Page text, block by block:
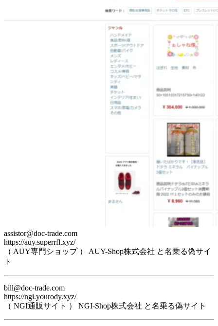
assistor@doc-trade.com
https://auy.superrfl.xyz/
（ AUY専門ショップ ） AUY-Shop株式会社 と名乗る偽サイ
ト
bill@doc-trade.com
https://ngi.yourody.xyz/
（ NGI通販サイト ） NGI-Shop株式会社 と名乗る偽サイト